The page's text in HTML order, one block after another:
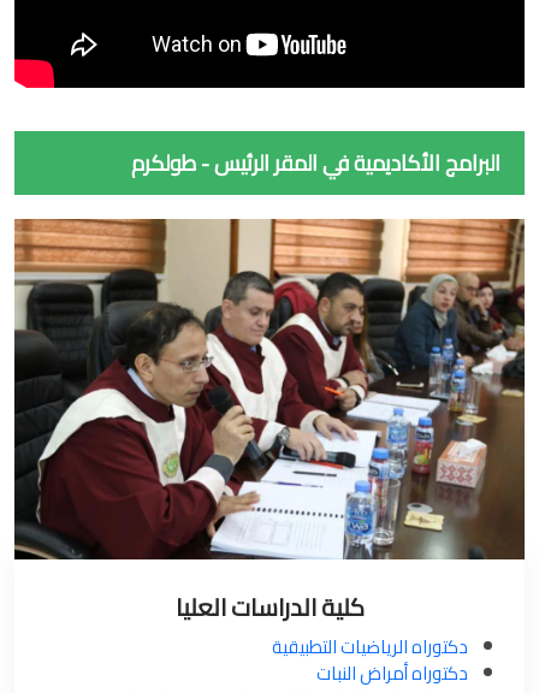
البرامج الأكاديمية في المقر الرئيس - طولكرم
كلية الدراسات العليا
دكتوراه الرياضيات التطبيقية
دكتوراه أمراض النبات